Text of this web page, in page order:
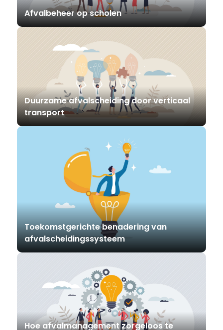
Afvalbeheer op scholen
Duurzame afvalscheiding door verticaal
transport
Toekomstgerichte benadering van
afvalscheidingssysteem
Hoe afvalmanagement zorgeloos te